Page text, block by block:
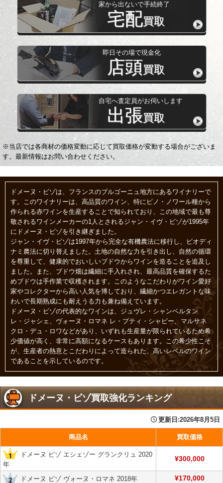
家から出ないで手続終了
宅配買取
即日その場で現金化
店頭買取
自宅へ査定員がお伺いします
出張買取
※当店では各商材の価格変動に応じて買取価格が変動する場合がございま
す。最新情報はお問い合わせください。
ドメーヌ・ビゾは、フランスのブルゴーニュ地方にあるワイナリーで
す。このワイナリーは、高品質のワイン、特にピノ・ノワール種から
作られる赤ワインを生産することで知られており、この地域で最も尊
敬されるワインメーカーの1人とされるジャン・イヴ・ビゾが1995年
にドメーヌ・ビゾを引き継ぎました。
ジャン・イヴ・ビゾは1997年から完全な有機農法に移行し、ビオディ
ナミ農法に切り替えました。土地の自然な力を引き出し、自然の循環
を尊重して、健康的でおいしいブドウからワインを造ることを追及し
ました。また、ブドウ畑は繊細に手入れされ、最高品質を確保するた
めブドウは手作業で収穫されます。このようなこだわりがワイン愛好
家やコレクターから高い人気を博しており、繊細かつエレガントな味
わいで長期熟成にも耐えうる力も兼ね備えています。
ドメーヌ・ビゾの代表的なワインは、ジュヴレ・シャンベルタン
レ・ジャシェ、ヴォーヌ・ロマネ レ・プティ・シャピー、マルサネ
クロ・デュ・ロワなどがあり、いずれも生産量が限られているため希
少価値が高く、非常に高額になるケースもあります。この希少性こそ
が、生産者の熱意とこだわりによって造られた、高いレベルのワイン
であることを示しているのです。
ドメーヌ・ビゾ買取強化ランキング
更新日:2026年8月5日
商品名 買取価格
ドメーヌ ビゾ エシェゾー グランクリュ 2020
年
¥300,000
ドメーヌ ビゾ ヴォーヌ・ロマネ 2018年 ¥170,000